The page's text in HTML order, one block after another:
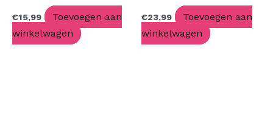
€15,99
Toevoegen aan
winkelwagen
€23,99
Toevoegen aan
winkelwagen